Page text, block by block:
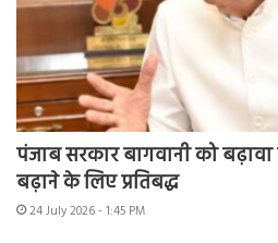
पंजाब सरकार बागवानी को
बढ़ाने के लिए प्रतिबद्ध
24 July 2026 - 1:45 PM